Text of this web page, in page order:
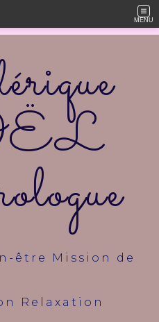
MENU
être Mission de
Relaxation